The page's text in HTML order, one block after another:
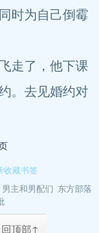
时为自己倒霉
走了，他下课
。去见婚约对
收藏书签
男主和男配们 东方部落
回顶部↑